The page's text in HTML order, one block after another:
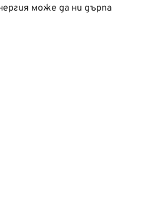
може да ни дърпа